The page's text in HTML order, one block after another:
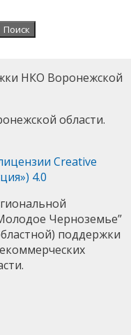
НКО Воронежской
области.
Creative
4.0
Черноземье”
поддержки